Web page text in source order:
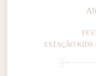
ESTAÇÃO KIDS